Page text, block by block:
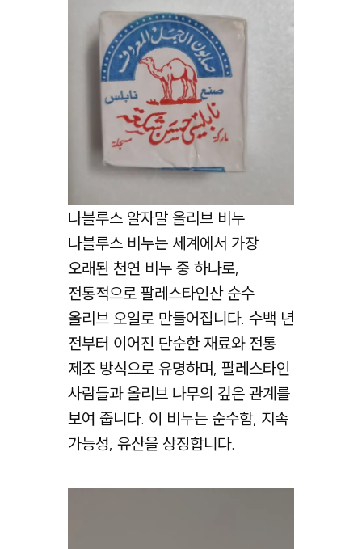
나블루스 알자말 올리브 비누
나블루스 비누는 세계에서 가장
오래된 천연 비누 중 하나로,
전통적으로 팔레스타인산 순수
올리브 오일로 만들어집니다. 수백 년
전부터 이어진 단순한 재료와 전통
제조 방식으로 유명하며, 팔레스타인
사람들과 올리브 나무의 깊은 관계를
보여 줍니다. 이 비누는 순수함, 지속
가능성, 유산을 상징합니다.